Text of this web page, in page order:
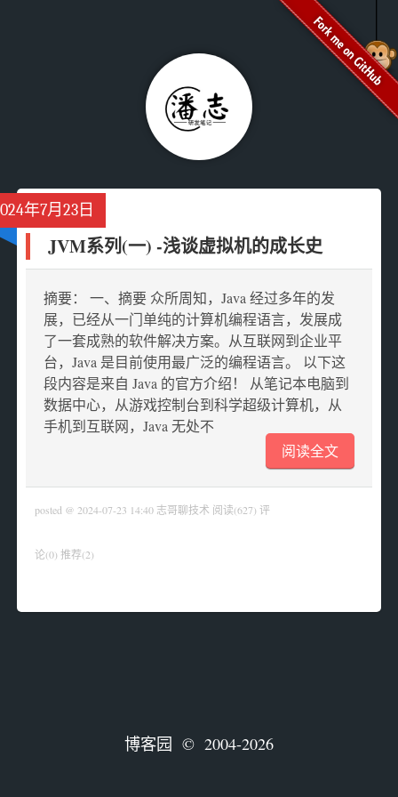
年7月23日
JVM系列(一) -浅谈虚拟机的成长史
摘要： 一、摘要 众所周知，Java 经过多年的发
展，已经从一门单纯的计算机编程语言，发展成
了一套成熟的软件解决方案。从互联网到企业平
台，Java 是目前使用最广泛的编程语言。 以下这
段内容是来自 Java 的官方介绍！ 从笔记本电脑到
数据中心，从游戏控制台到科学超级计算机，从
手机到互联网，Java 无处不
阅读全文
posted @ 2024-07-23 14:40 志哥聊技术 阅读(627) 评
论(0) 推荐(2)
博客园 © 2004-2026